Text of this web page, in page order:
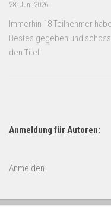
28. Juni 2026
Immerhin 18 Teilnehmer
Bestes gegeben und
den Titel.
Anmeldung für Autoren:
Anmelden